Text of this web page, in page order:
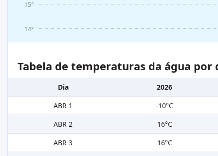
14°
15°
Tabela de temperaturas da água
Dia
2026
ABR 1
-10°C
ABR 2
16°C
ABR 3
16°C